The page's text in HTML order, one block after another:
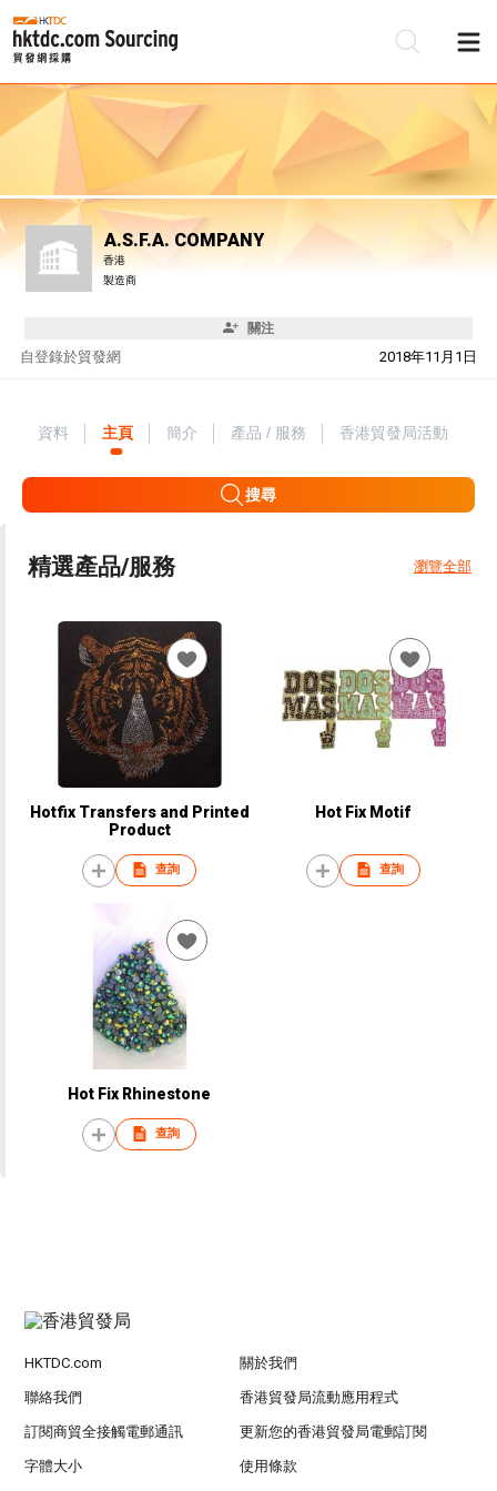
A.S.F.A. COMPANY
香港
製造商
關注
自 2018年11月1日
登錄於貿發網
資料 主頁 簡介 產品 / 服務 香港貿發局活動
搜尋
精選產品/服務 瀏覽全部
Hotfix Transfers and Printed
Product
查詢
Hot Fix Motif
查詢
Hot Fix Rhinestone
查詢
HKTDC.com 關於我們
聯絡我們 香港貿發局流動應用程式
訂閱商貿全接觸電郵通訊 更新您的香港貿發局電郵訂閱
字體大小 使用條款